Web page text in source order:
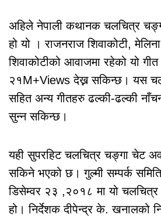
अहिले नेपाली कथानक चलचित्र
हो यो । राजनराज शिवाकोटी, मेलिना
शिवाकोटीको आवाजमा रहेको यो
२१M+Views देख्न सकिन्छ। यस
सहित अन्य गीतहरु ढल्की-ढल्की
सुन्न सकिन्छ।
यही सुपरहिट चलचित्र चङ्गा चेट अव
सकिने भएको छ। गुल्मी सम्पर्क समिति
डिसेम्वर २३ ,२०१८ मा यो चलचित्र
हो। निर्देशक दीपेन्द्र के. खनालको